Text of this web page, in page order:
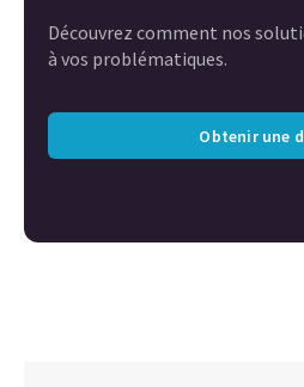
Découvrez comment nos
à vos problématiques.
Obtenir une